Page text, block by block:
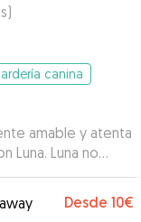
)
canina
amable y atenta
Luna. Luna no
es un sol y
dejar a tu
por todo!”
Desde 10€